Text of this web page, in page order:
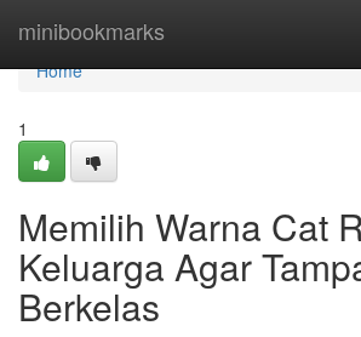
minibookmarks
Home
Home
1
Memilih Warna Cat
Keluarga Agar
Berkelas